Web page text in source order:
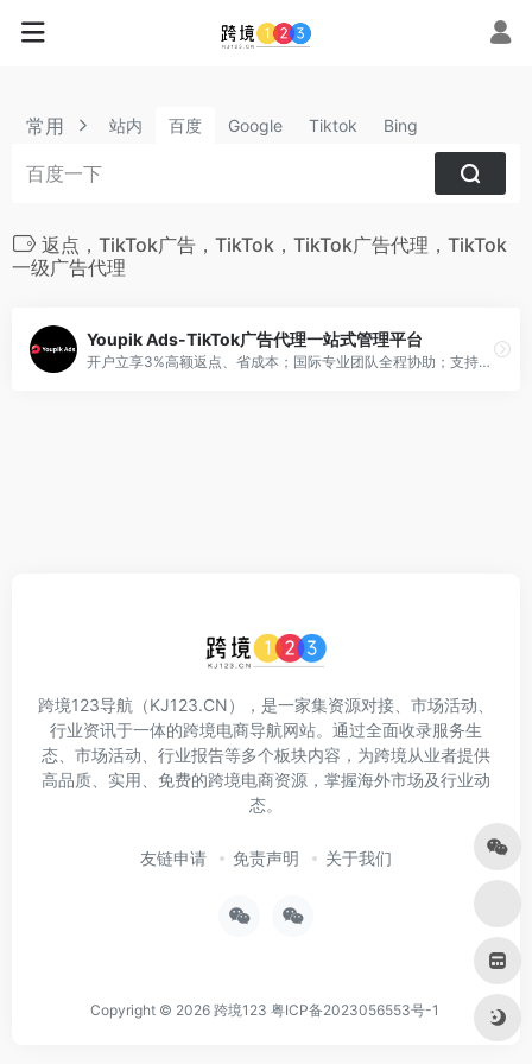
常用 站内 百度 Google Tiktok Bing
返点，TikTok广告，TikTok，TikTok广告代理，TikTok
一级广告代理
Youpik Ads-TikTok广告代理一站式管理平台
开户立享3%高额返点、省成本；国际专业团队全程协助；支持自主开户，开户更快；双币充值灵活便捷，轻松开启全球投放。
跨境123导航（KJ123.CN），是一家集资源对接、市场活动、
行业资讯于一体的跨境电商导航网站。通过全面收录服务生
态、市场活动、行业报告等多个板块内容，为跨境从业者提供
高品质、实用、免费的跨境电商资源，掌握海外市场及行业动
态。
友链申请 免责声明 关于我们
Copyright © 2026 跨境123 粤ICP备2023056553号-1